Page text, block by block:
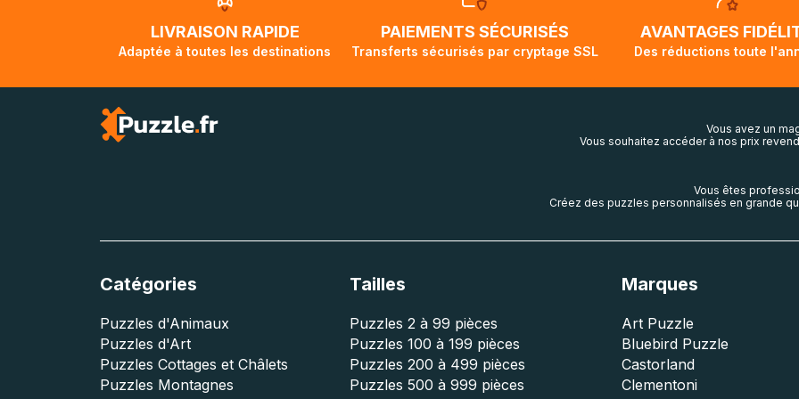
traversée, le suivi de votre commande ne soit pas modifié. Ce dernier
lorsque votre colis aura touché terre.
LIVRAISON RAPIDE
Adaptée à toutes les destinations
PAIEMENTS SÉCURISÉS
Transferts sécurisés par cryptage SSL
AVANTAGES
Des réductions toute
Vous avez un
Vous souhaitez accéder à nos prix
Vous êtes
Créez des puzzles personnalisés en grande
Catégories
Puzzles d'Animaux
Puzzles d'Art
Puzzles Cottages et Châlets
Puzzles Montagnes
Tailles
Puzzles 2 à 99 pièces
Puzzles 100 à 199 pièces
Puzzles 200 à 499 pièces
Puzzles 500 à 999 pièces
Marques
Art Puzzle
Bluebird Puzzle
Castorland
Clementoni